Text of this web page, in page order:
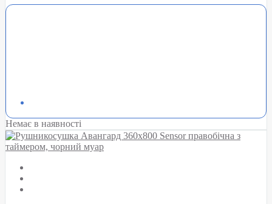
Немає в наявності